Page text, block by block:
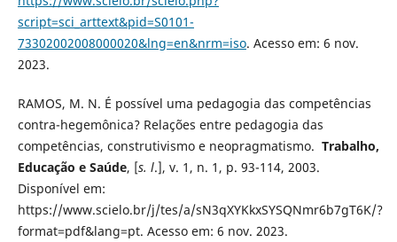
script=sci_arttext&pid=S0101-
73302002008000020&lng=en&nrm=iso. Acesso em: 6 nov.
2023.
RAMOS, M. N. É possível uma pedagogia das competências
contra-hegemônica? Relações entre pedagogia das
competências, construtivismo e neopragmatismo. Trabalho,
Educação e Saúde, [s. l.], v. 1, n. 1, p. 93-114, 2003.
Disponível em:
https://www.scielo.br/j/tes/a/sN3qXYKkxSYSQNmr6b7gT6K/?
format=pdf&lang=pt. Acesso em: 6 nov. 2023.